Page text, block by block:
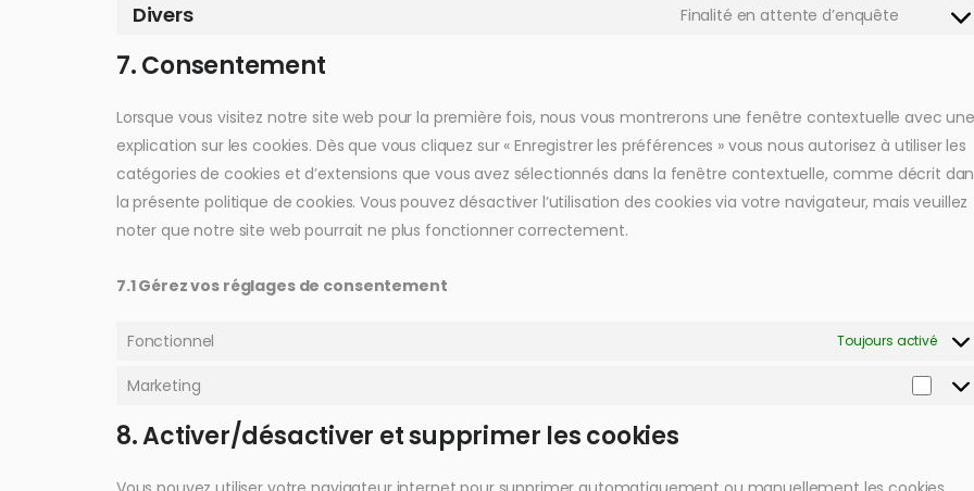
Divers Finalité en attente d’enquête
7. Consentement
Lorsque vous visitez notre site web pour la première fois, nous vous montrerons une fenêtre contextuelle avec
explication sur les cookies. Dès que vous cliquez sur « Enregistrer les préférences » vous nous autorisez à utiliser les
catégories de cookies et d’extensions que vous avez sélectionnés dans la fenêtre contextuelle, comme décrit
la présente politique de cookies. Vous pouvez désactiver l’utilisation des cookies via votre navigateur, mais veuillez
noter que notre site web pourrait ne plus fonctionner correctement.
7.1 Gérez vos réglages de consentement
Fonctionnel Toujours activé
Marketing
8. Activer/désactiver et supprimer les cookies